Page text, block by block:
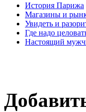
История Парижа
Магазины и
Увидеть и
Где надо
Настоящий